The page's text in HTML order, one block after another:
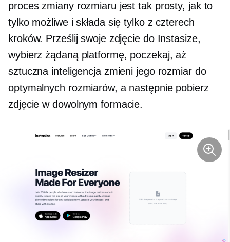
proces zmiany rozmiaru jest tak prosty, jak to
tylko możliwe i składa się tylko z czterech
kroków. Prześlij swoje zdjęcie do Instasize,
wybierz żądaną platformę, poczekaj, aż
sztuczna inteligencja zmieni jego rozmiar do
optymalnych rozmiarów, a następnie pobierz
zdjęcie w dowolnym formacie.